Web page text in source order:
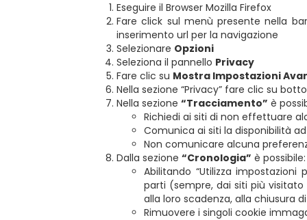
Eseguire il Browser Mozilla Firefox
Fare click sul menù presente nella
inserimento url per la navigazione
Selezionare Opzioni
Seleziona il pannello Privacy
Fare clic su Mostra Impostazioni
Nella sezione “Privacy” fare clic su
Nella sezione “Tracciamento” è
Richiedi ai siti di non effettuare
Comunica ai siti la disponibilità
Non comunicare alcuna
Dalla sezione “Cronologia” è possibile:
Abilitando “Utilizza
parti (sempre, dai siti più
alla loro scadenza, alla chiusura
Rimuovere i singoli cookie